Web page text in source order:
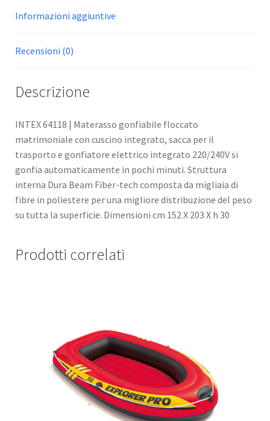
Informazioni aggiuntive
Recensioni (0)
Descrizione
INTEX 64118 | Materasso gonfiabile floccato
matrimoniale con cuscino integrato, sacca per il
trasporto e gonfiatore elettrico integrato 220/240V si
gonfia automaticamente in pochi minuti. Struttura
interna Dura Beam Fiber-tech composta da migliaia di
fibre in poliestere per una migliore distribuzione del peso
su tutta la superficie. Dimensioni cm 152 X 203 X h 30
Prodotti correlati